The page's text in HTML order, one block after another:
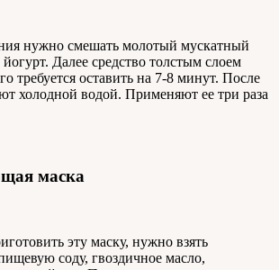
нужно смешать молотый мускатный
Далее средство толстым слоем
требуется оставить на 7-8 минут. После
холодной водой. Применяют ее три раза
маска
эту маску, нужно взять
соду, гвоздичное масло,